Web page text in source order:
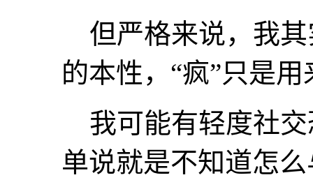
但严格来说，我其
的本性，“疯”只是
我可能有轻度社交
单说就是不知道怎